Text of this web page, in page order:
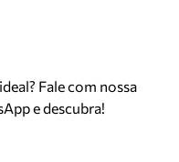
Fale com nossa
e descubra!